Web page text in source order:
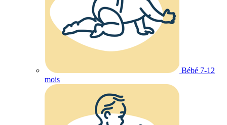
Bébé 7-12
mois